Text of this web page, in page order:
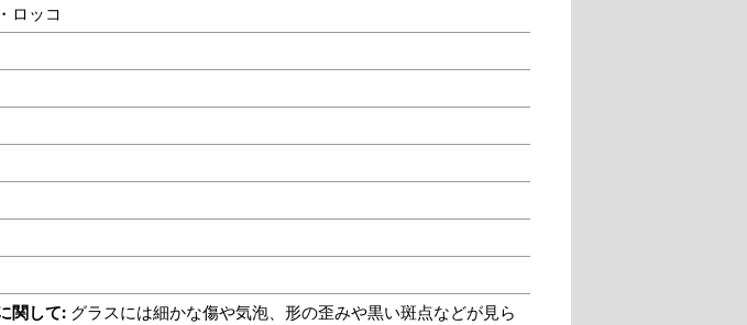
ロッコ
関して:グラスには細かな傷や気泡、形の歪みや黒い斑点などが見ら